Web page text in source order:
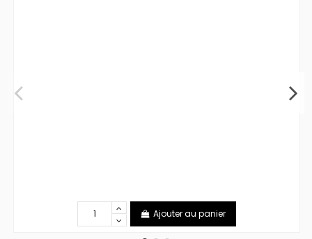
Ajouter au panier